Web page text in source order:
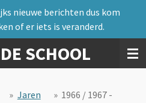
SCHOOL
nieuwe berichten dus kom
of er iets is veranderd.
» Jaren
» 1966 / 1967 -